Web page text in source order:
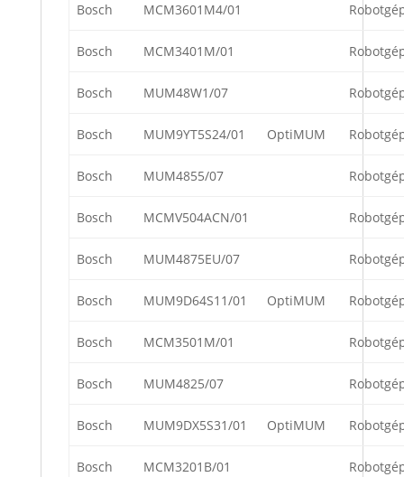
Bosch MCM3601M4/01
Bosch MCM3401M/01
Bosch MUM48W1/07
Bosch MUM9YT5S24/01 OptiMUM
Bosch MUM4855/07
Bosch MCMV504ACN/01
Bosch MUM4875EU/07
Bosch MUM9D64S11/01 OptiMUM
Bosch MCM3501M/01
Bosch MUM4825/07
Bosch MUM9DX5S31/01 OptiMUM
Bosch MCM3201B/01